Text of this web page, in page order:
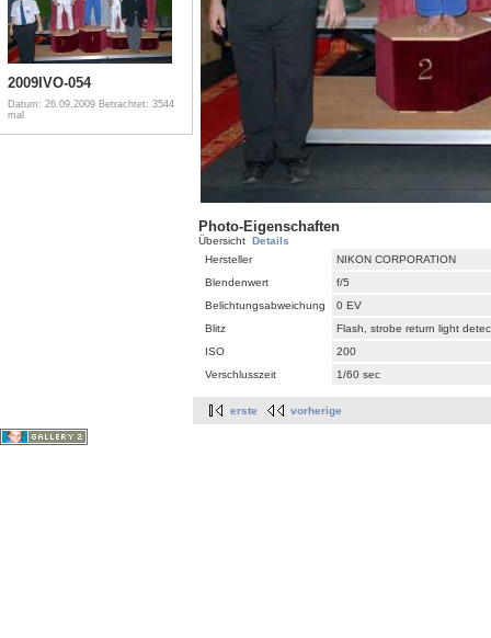
2009IVO-054
Datum: 26.09.2009 Betrachtet: 3544
mal
Photo-Eigenschaften
Übersicht Details
Hersteller
NIKON CORPORATION
Blendenwert
f/5
Belichtungsabweichung
0 EV
Blitz
Flash, strobe return light
ISO
200
Verschlusszeit
1/60 sec
erste vorherige